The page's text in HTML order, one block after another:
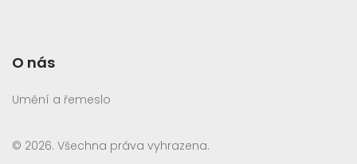
O nás
Umění a řemeslo
© 2026. Všechna práva vyhrazena.